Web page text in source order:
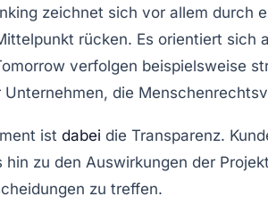
zeichnet sich vor allem durch
rücken. Es orientiert sich
verfolgen beispielsweise
Unternehmen, die
ist dabei die Transparenz.
hin zu den Auswirkungen der
zu treffen.